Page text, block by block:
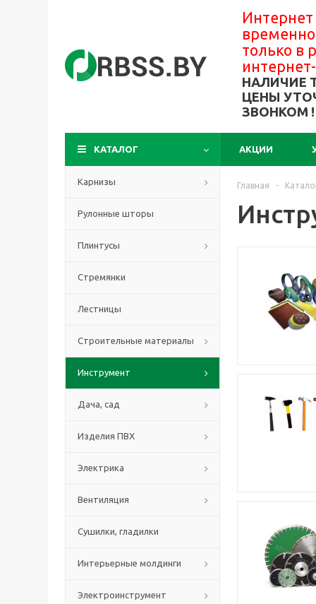
только в
НАЛИЧИЕ
ЦЕНЫ
ЗВОНКОМ !
КАТАЛОГ АКЦИИ
Карнизы
Рулонные шторы
Плинтусы
Стремянки
Лестницы
Строительные материалы
Инструмент
Дача, сад
Изделия ПВХ
Электрика
Вентиляция
Сушилки, гладилки
Интерьерные молдинги
Электроинструмент
Главная -